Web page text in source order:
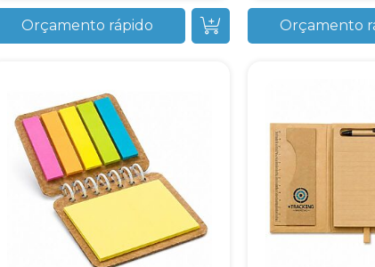
Orçamento rápido Orçamento